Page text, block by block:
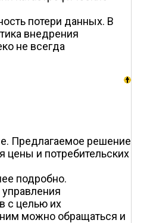
потери данных. В
внедрения
не всегда
Предлагаемое решение
цены и потребительских
подробно.
с целью их
ним можно обращаться и